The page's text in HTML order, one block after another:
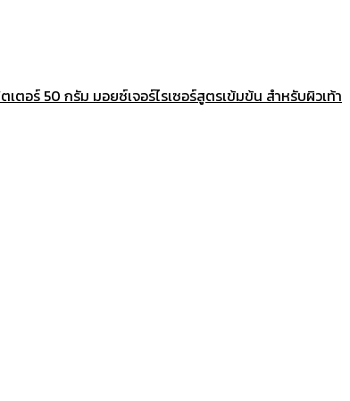
ตอร์ 50 กรัม มอยซ์เจอร์ไรเซอร์สูตรเข้มข้น สำหรับผิวเท้า